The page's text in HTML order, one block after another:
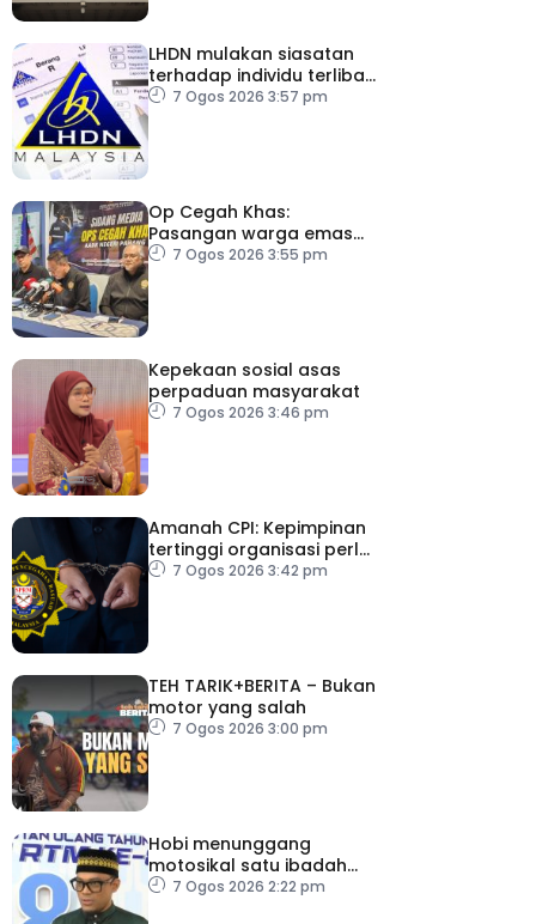
LHDN mulakan siasatan
terhadap individu terlibat
dalam Laporan RCI TH
7 Ogos 2026 3:57 pm
Op Cegah Khas:
Pasangan warga emas
antara 1,209 individu
7 Ogos 2026 3:55 pm
Kepekaan sosial asas
perpaduan masyarakat
7 Ogos 2026 3:46 pm
Amanah CPI: Kepimpinan
tertinggi organisasi perlu
pacu reformasi radikal
7 Ogos 2026 3:42 pm
TEH TARIK+BERITA – Bukan
motor yang salah
7 Ogos 2026 3:00 pm
Hobi menunggang
motosikal satu ibadah
sekiranya dilakukan
7 Ogos 2026 2:22 pm